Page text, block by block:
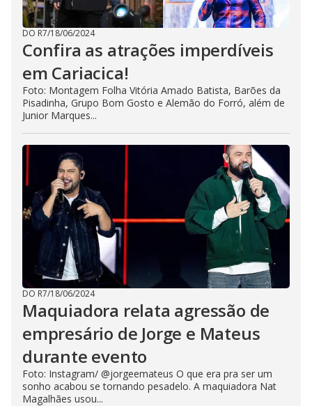
DO R7/18/06/2024
Confira as atrações imperdíveis
em Cariacica!
Foto: Montagem Folha Vitória Amado Batista, Barões da
Pisadinha, Grupo Bom Gosto e Alemão do Forró, além de
Junior Marques...
DO R7/18/06/2024
Maquiadora relata agressão de
empresário de Jorge e Mateus
durante evento
Foto: Instagram/ @jorgeemateus O que era pra ser um
sonho acabou se tornando pesadelo. A maquiadora Nat
Magalhães usou...